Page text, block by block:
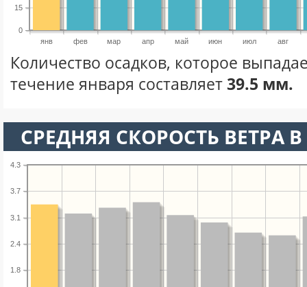
янв фев мар апр май июн июл авг
0
15
Количество осадков, которое
течение января составляет39.5 мм.
СРЕДНЯЯ СКОРОСТЬ ВЕТРА
1.8
2.4
3.1
3.7
4.3